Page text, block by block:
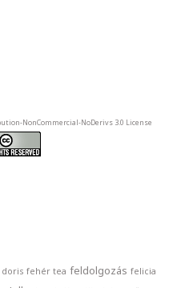
NonCommercial-NoDerivs 3.0 License
doris fehér tea feldolgozás felicia